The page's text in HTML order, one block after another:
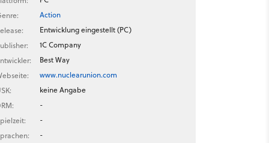
Action
Entwicklung eingestellt (PC)
1C Company
Best Way
www.nuclearunion.com
keine Angabe
-
-
-